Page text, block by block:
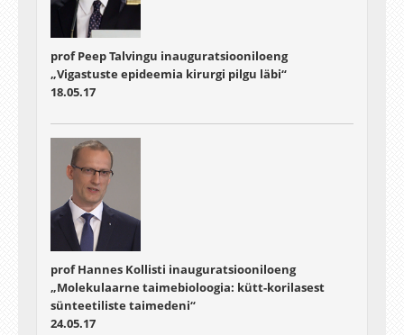
prof Peep Talvingu inauguratsiooniloeng
„Vigastuste epideemia kirurgi pilgu läbi“
18.05.17
prof Hannes Kollisti inauguratsiooniloeng
„Molekulaarne taimebioloogia: kütt-korilasest
sünteetiliste taimedeni“
24.05.17